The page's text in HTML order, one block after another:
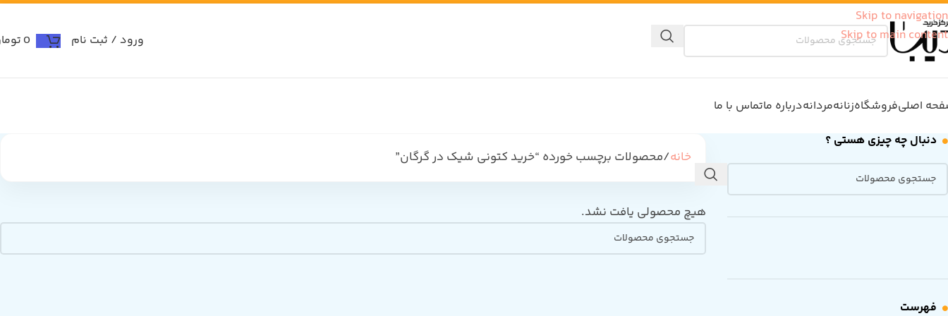
Skip to navigation
Skip to main content
ورود / ثبت نام 0
اصلیفروشگاهزنانهمردانهدرباره ماتماس با ما
دنبال چه چیزی هستی ؟
فهرست
خانه محصولات برچسب خورده “خرید کتونی شیک در گرگان”
هیچ محصولی یافت نشد.